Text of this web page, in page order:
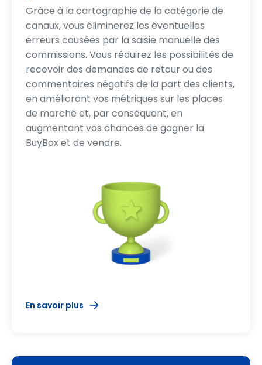
Grâce à la cartographie de la catégorie de
canaux, vous éliminerez les éventuelles
erreurs causées par la saisie manuelle des
commissions. Vous réduirez les possibilités de
recevoir des demandes de retour ou des
commentaires négatifs de la part des clients,
en améliorant vos métriques sur les places
de marché et, par conséquent, en
augmentant vos chances de gagner la
BuyBox et de vendre.
En savoir plus